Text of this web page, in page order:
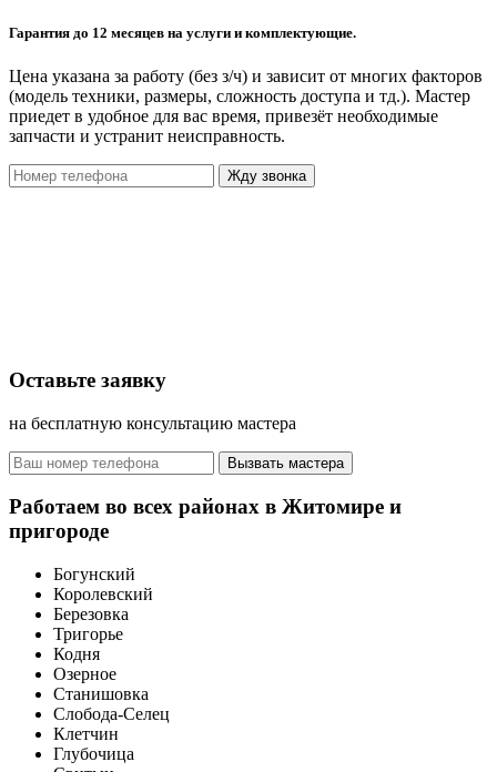
Гарантия до 12 месяцев на услуги и комплектующие.
Цена указана за работу (без з/ч) и зависит от многих факторов
(модель техники, размеры, сложность доступа и тд.). Мастер
приедет в удобное для вас время, привезёт необходимые
запчасти и устранит неисправность.
Жду звонка
Оставьте заявку
на бесплатную консультацию мастера
Вызвать мастера
Работаем во всех районах в Житомире и
пригороде
Богунский
Королевский
Березовка
Тригорье
Кодня
Озерное
Станишовка
Слобода-Селец
Клетчин
Глубочица